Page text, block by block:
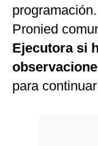
Pronied
Ejecutora si
para